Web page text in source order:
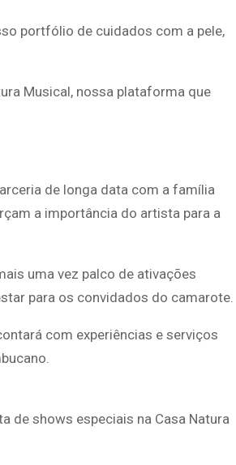
portfólio de cuidados com a pele,
Musical, nossa plataforma que
de longa data com a família
a importância do artista para a
uma vez palco de ativações
para os convidados do camarote.
com experiências e serviços
de shows especiais na Casa Natura